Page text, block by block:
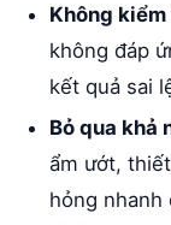
Không
không đáp
kết quả sai
Bỏ qua khả
ẩm ướt,
hỏng nhanh